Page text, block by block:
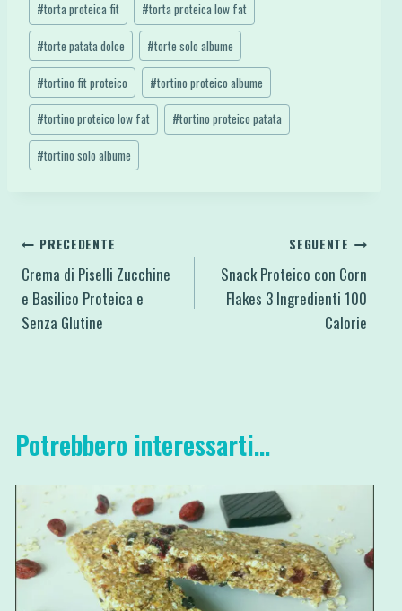
#torta proteica fit #torta proteica low fat
#torte patata dolce #torte solo albume
#tortino fit proteico #tortino proteico albume
#tortino proteico low fat #tortino proteico patata
#tortino solo albume
Navigazione
articoli
PRECEDENTE
Crema di Piselli Zucchine
e Basilico Proteica e
Senza Glutine
SEGUENTE
Snack Proteico con Corn
Flakes 3 Ingredienti 100
Calorie
Potrebbero interessarti...